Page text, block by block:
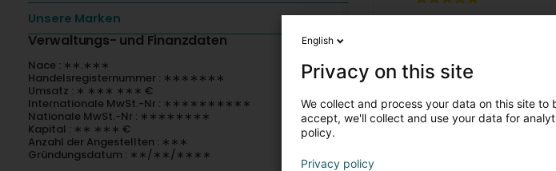
Unsere Marken
Verwaltungs- und Finanzdaten
Nace : ∗∗.∗∗∗
Handelsregisternummer : ∗∗∗∗∗∗∗
Umsatz : ∗ ∗∗∗ ∗∗∗ €
Internationale MwSt.-Nr : ∗∗∗∗∗∗∗∗∗∗
Nationale MwSt.-Nr : ∗∗∗∗∗∗∗∗
Kapital : ∗∗ ∗∗∗ €
Anzahl der Angestellten : ∗∗∗
Gründungsdatum : ∗∗/∗∗/∗∗∗∗
Matthias Cremer
vor 7 Jahr(en)
English
Privacy on this site
We collect and process your data on this site
accept, we'll collect and use your data for
policy.
Privacy policy